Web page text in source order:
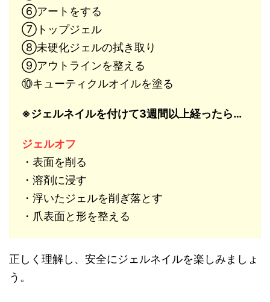
⑥アートをする
⑦トップジェル
⑧未硬化ジェルの拭き取り
⑨アウトラインを整える
⑩キューティクルオイルを塗る
※ジェルネイルを付けて3週間以上経ったら…
ジェルオフ
・表面を削る
・溶剤に浸す
・浮いたジェルを削ぎ落とす
・爪表面と形を整える
正しく理解し、安全にジェルネイルを楽しみましょ
う。